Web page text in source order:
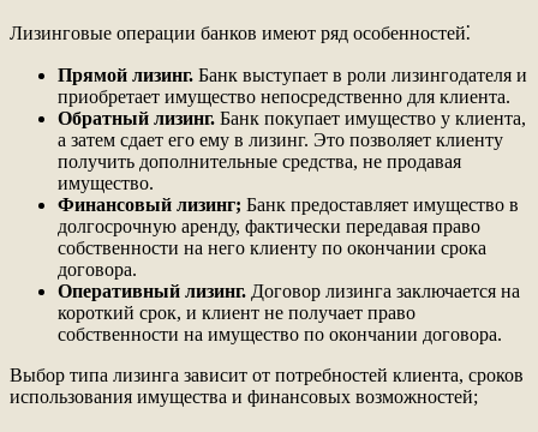
Лизинговые операции банков имеют ряд особенностей⁚
Прямой лизинг. Банк выступает в роли лизингодателя и
приобретает имущество непосредственно для клиента.
Обратный лизинг. Банк покупает имущество у клиента,
а затем сдает его ему в лизинг. Это позволяет клиенту
получить дополнительные средства, не продавая
имущество.
Финансовый лизинг; Банк предоставляет имущество в
долгосрочную аренду, фактически передавая право
собственности на него клиенту по окончании срока
договора.
Оперативный лизинг. Договор лизинга заключается на
короткий срок, и клиент не получает право
собственности на имущество по окончании договора.
Выбор типа лизинга зависит от потребностей клиента, сроков
использования имущества и финансовых возможностей;